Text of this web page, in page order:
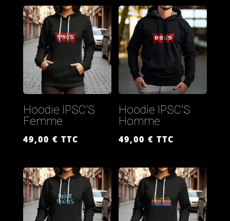
Hoodie IPSC’S
Femme
49,00 € TTC
Hoodie IPSC’S
Homme
49,00€ TTC